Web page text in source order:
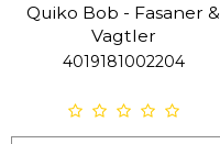
Quiko Bob - Fasaner &
Vagtler
4019181002204